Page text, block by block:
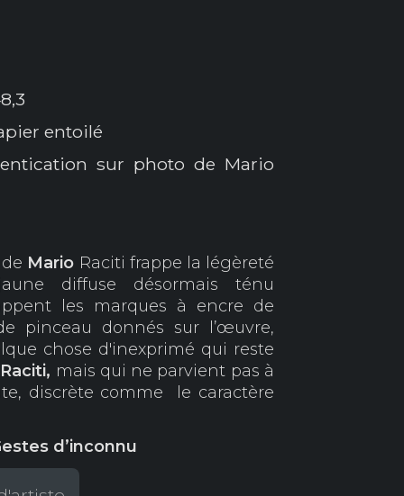
entoilé
sur photo de Mario
Mario Raciti frappe la légèreté
diffuse désormais ténu
les marques à encre de
pinceau donnés sur l’œuvre,
chose d'inexprimé qui reste
Raciti, mais qui ne parvient pas à
discrète comme le caractère
d’inconnu